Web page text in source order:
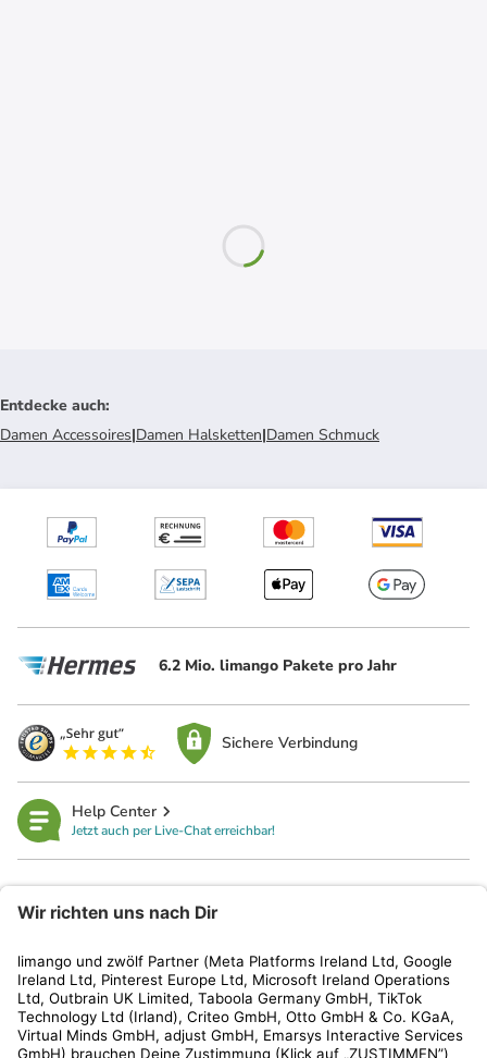
Entdecke auch:
Damen Accessoires|Damen Halsketten|Damen Schmuck
6.2 Mio. limango Pakete pro Jahr
Sichere Verbindung
Help Center
Jetzt auch per Live-Chat erreichbar!
Kundenservice
Shop